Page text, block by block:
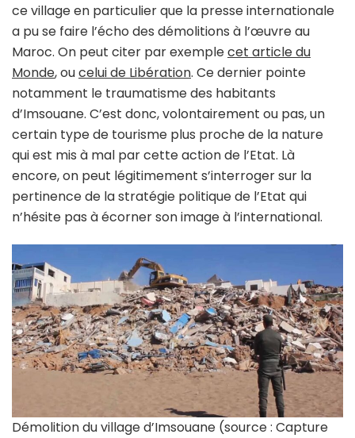
ce village en particulier que la presse internationale
a pu se faire l’écho des démolitions à l’œuvre au
Maroc. On peut citer par exemplecet article du
Monde, oucelui de Libération. Ce dernier pointe
notamment le traumatisme des habitants
d’Imsouane. C’est donc, volontairement ou pas, un
certain type de tourisme plus proche de la nature
qui est mis à mal par cette action de l’Etat. Là
encore, on peut légitimement s’interroger sur la
pertinence de la stratégie politique de l’Etat qui
n’hésite pas à écorner son image à l’international.
Démolition du village d’Imsouane (source : Capture